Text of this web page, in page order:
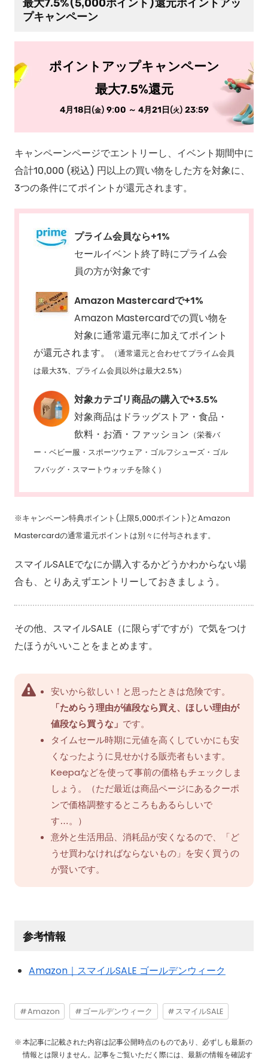
プキャンペーン
ポイントアップキャンペーン
最大7.5%還元
4月18日(金) 9:00 ～ 4月21日(火) 23:59
キャンペーンページでエントリーし、イベント期間中に
合計10,000 (税込) 円以上の買い物をした方を対象に、
3つの条件にてポイントが還元されます。
プライム会員なら+1%
セールイベント終了時にプライム会
員の方が対象です
Amazon Mastercardで+1%
Amazon Mastercardでの買い物を
対象に通常還元率に加えてポイント
が還元されます。
（通常還元と合わせてプライム会員
は最大3%、プライム会員以外は最大2.5%）
対象カテゴリ商品の購入で+3.5%
対象商品はドラッグストア・食品・
飲料・お酒・ファッション （栄養バ
ー・ベビー服・スポーツウェア・ゴルフシューズ・ゴル
フバッグ・スマートウォッチを除く）
※キャンペーン特典ポイント(上限5,000ポイント)とAmazon
Mastercardの通常還元ポイントは別々に付与されます。
スマイルSALEでなにか購入するかどうかわからない場
合も、とりあえずエントリーしておきましょう。
その他、スマイルSALE（に限らずですが）で気をつけ
たほうがいいことをまとめます。
安いから欲しい！と思ったときは危険です。
「ためらう理由が値段なら買え、ほしい理由が
値段なら買うな」 です。
タイムセール時期に元値を高くしていかにも安
くなったように見せかける販売者もいます。
Keepaなどを使って事前の価格もチェックしま
しょう。（ただ最近は商品ページにあるクーポ
ンで価格調整するところもあるらしいで
す…。）
意外と生活用品、消耗品が安くなるので、「ど
うせ買わなければならないもの」を安く買うの
が賢いです。
参考情報
Amazon｜スマイルSALE ゴールデンウィーク
Amazon ゴールデンウィーク スマイルSALE
本記事に記載された内容は記事公開時点のものであり、必ずしも最新の
情報とは限りません。記事をご覧いただく際には、最新の情報を確認す